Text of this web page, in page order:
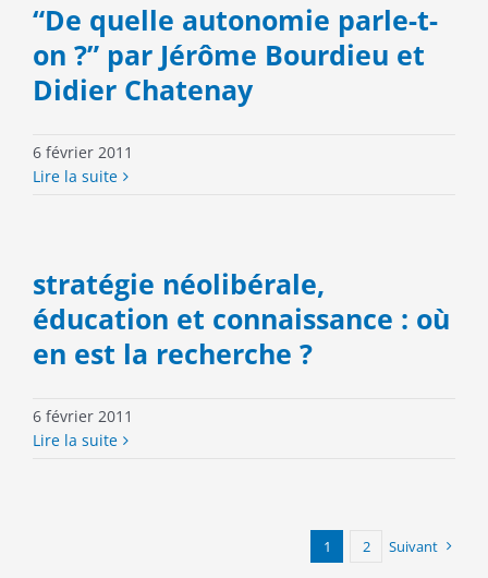
“De quelle autonomie parle-t-
on ?” par Jérôme Bourdieu et
Didier Chatenay
6 février 2011
Lire la suite
stratégie néolibérale,
éducation et connaissance : où
en est la recherche ?
6 février 2011
Lire la suite
1 2 Suivant